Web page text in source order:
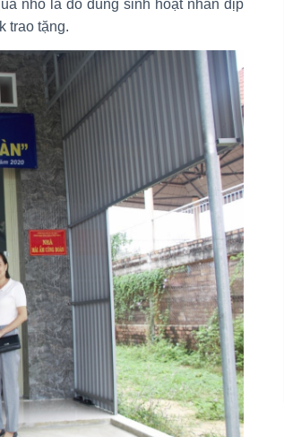
nhỏ là đồ dùng sinh hoạt nhân dịp
trao tặng.